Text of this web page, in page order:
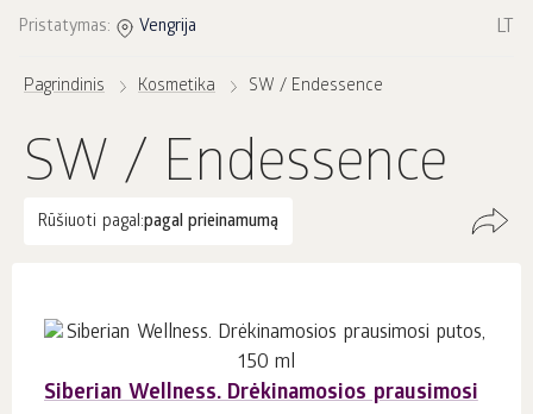
Pristatymas: Vengrija LT
Pagrindinis Kosmetika SW / Endessence
SW / Endessence
Rūšiuoti pagal:pagal prieinamumą
Siberian Wellness. Drėkinamosios prausimosi